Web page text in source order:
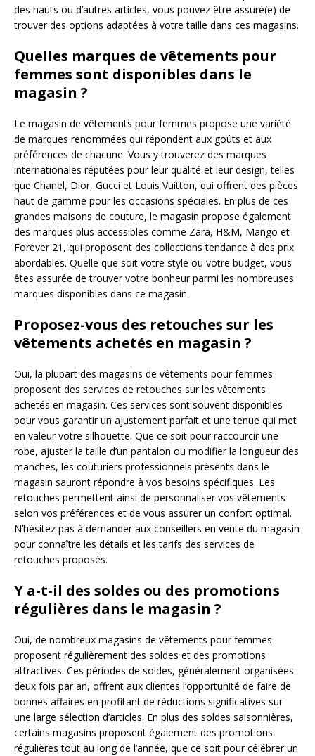
des hauts ou d’autres articles, vous pouvez être assuré(e) de
trouver des options adaptées à votre taille dans ces magasins.
Quelles marques de vêtements pour
femmes sont disponibles dans le
magasin ?
Le magasin de vêtements pour femmes propose une variété
de marques renommées qui répondent aux goûts et aux
préférences de chacune. Vous y trouverez des marques
internationales réputées pour leur qualité et leur design, telles
que Chanel, Dior, Gucci et Louis Vuitton, qui offrent des pièces
haut de gamme pour les occasions spéciales. En plus de ces
grandes maisons de couture, le magasin propose également
des marques plus accessibles comme Zara, H&M, Mango et
Forever 21, qui proposent des collections tendance à des prix
abordables. Quelle que soit votre style ou votre budget, vous
êtes assurée de trouver votre bonheur parmi les nombreuses
marques disponibles dans ce magasin.
Proposez-vous des retouches sur les
vêtements achetés en magasin ?
Oui, la plupart des magasins de vêtements pour femmes
proposent des services de retouches sur les vêtements
achetés en magasin. Ces services sont souvent disponibles
pour vous garantir un ajustement parfait et une tenue qui met
en valeur votre silhouette. Que ce soit pour raccourcir une
robe, ajuster la taille d’un pantalon ou modifier la longueur des
manches, les couturiers professionnels présents dans le
magasin sauront répondre à vos besoins spécifiques. Les
retouches permettent ainsi de personnaliser vos vêtements
selon vos préférences et de vous assurer un confort optimal.
N’hésitez pas à demander aux conseillers en vente du magasin
pour connaître les détails et les tarifs des services de
retouches proposés.
Y a-t-il des soldes ou des promotions
régulières dans le magasin ?
Oui, de nombreux magasins de vêtements pour femmes
proposent régulièrement des soldes et des promotions
attractives. Ces périodes de soldes, généralement organisées
deux fois par an, offrent aux clientes l’opportunité de faire de
bonnes affaires en profitant de réductions significatives sur
une large sélection d’articles. En plus des soldes saisonnières,
certains magasins proposent également des promotions
régulières tout au long de l’année, que ce soit pour célébrer un